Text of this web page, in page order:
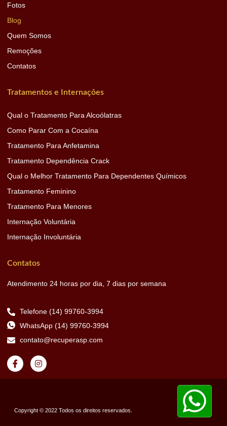
Fotos
Blog
Quem Somos
Remoções
Contatos
Tratamentos e Internações
Qual o Tratamento Para Alcoólatras
Como Parar Com a Cocaína
Tratamento Para Anfetamina
Tratamento Dependência Crack
Qual o Melhor Tratamento Para Dependentes Químicos
Tratamento Feminino
Tratamento Para Menores
Internação Voluntária
Internação Involuntária
Contatos
Atendimento 24 horas por dia, 7 dias por semana
Telefone (14) 99760-3994
WhatsApp (14) 99760-3994
contato@recuperasp.com
Copyright © 2022 Todos os direitos reservados.